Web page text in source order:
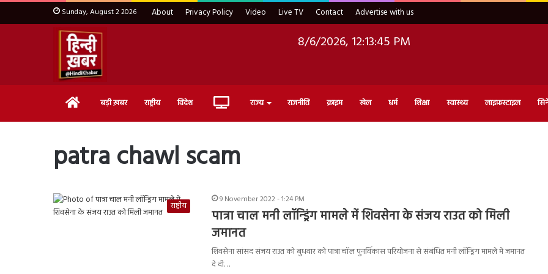
Sunday, August 2 2026 About Privacy Policy Video Live TV Contact Advertise with us
8/6/2026, 12:13:46 PM
Home बड़ी ख़बर राष्ट्रीय विदेश Live राज्य राजनीति क्राइम खेल धर्म शिक्षा स्वास्थ्य लाइफ़स्टाइल
patra chawl scam
राष्ट्रीय
9 November 2022 - 1:24 PM
पात्रा चाल मनी लॉन्ड्रिंग मामले में शिवसेना के संजय राउत को मिली
जमानत
शिवसेना सांसद संजय राउत को बुधवार को पात्रा चॉल पुनर्विकास परियोजना से संबंधित मनी लॉन्ड्रिंग मामले में जमानत
दे दी…